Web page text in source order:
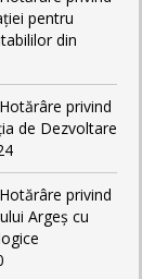
pentru
din
privind
de Dezvoltare
privind
Argeş cu